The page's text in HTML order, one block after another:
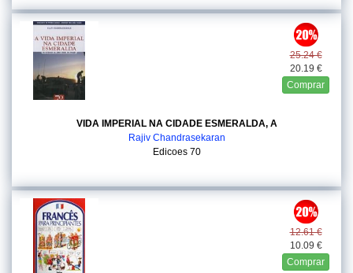
25.24 €
20.19 €
Comprar
VIDA IMPERIAL NA CIDADE ESMERALDA, A
Rajiv Chandrasekaran
Edicoes 70
12.61 €
10.09 €
Comprar